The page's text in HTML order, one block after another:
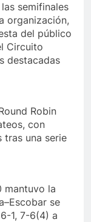
semifinales
organización,
del público
Circuito
destacadas
Robin
con
tras una serie
mantuvo la
se
1, 7-6(4) a